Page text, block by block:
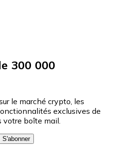
300 000
le marché crypto, les
exclusives de
boîte mail.
S'abonner